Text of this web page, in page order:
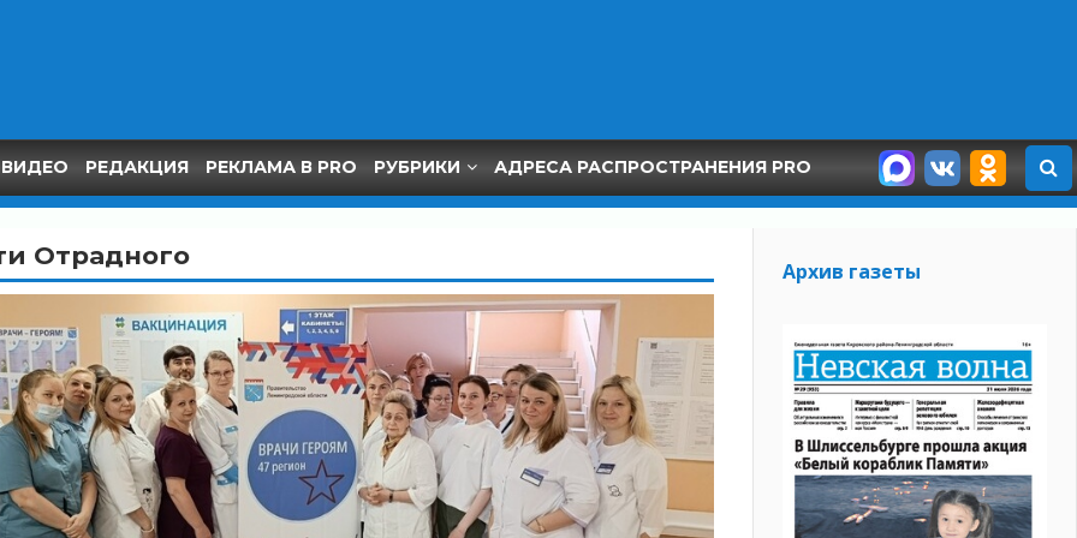
ВИДЕО РЕДАКЦИЯ РЕКЛАМА В PRO РУБРИКИ АДРЕСА РАСПРОСТРАНЕНИЯ PRO
Отрадного
Архив газеты